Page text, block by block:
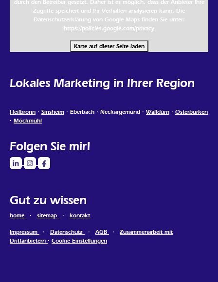
durch den Betreiber gesetzt. Daher ist es möglich, dass der Anbieter Ihre
Zugriffe speichert und Ihr Verhalten analysieren kann. Die
Datenschutzerklärung von Google Maps finden Sie unter:
https://policies.google.com/privacy
Karte auf dieser Seite laden
Lokales Marketing in Ihrer Region
Heilbronn · Sinsheim · Eberbach · Neckargemünd · Walldürn · Osterburken
· Möckmühl
Folgen Sie mir!
Gut zu wissen
home · sitemap · kontakt
Impressum · Datenschutz ·AGB · Zusammenarbeit mit
Drittanbietern · Cookie Einstellungen